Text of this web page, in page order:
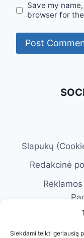
Siekdami teikti geriausią
Save my
browser for
Slapukų
Redakcinė